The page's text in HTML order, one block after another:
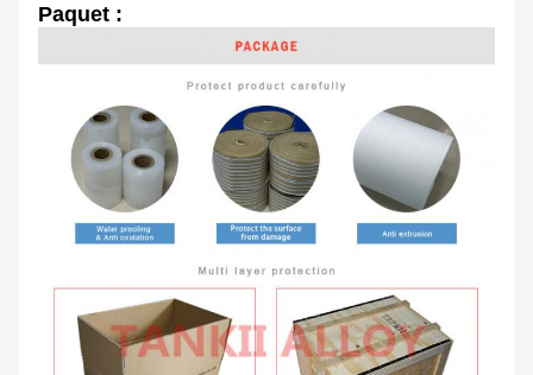
Paquet :